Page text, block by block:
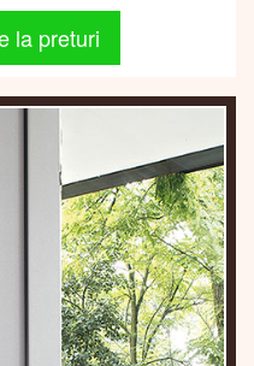
la preturi